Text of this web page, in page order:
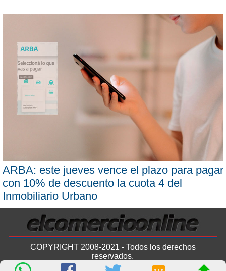
ARBA: este jueves vence el plazo para pagar
con 10% de descuento la cuota 4 del
Inmobiliario Urbano
COPYRIGHT 2008-2021 - Todos los derechos
reservados.